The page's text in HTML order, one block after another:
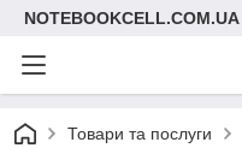
NOTEBOOKCELL.COM.UA
Товари та послуги